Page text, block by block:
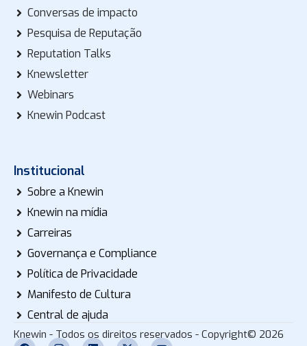
Conversas de impacto
Pesquisa de Reputação
Reputation Talks
Knewsletter
Webinars
Knewin Podcast
Institucional
Sobre a Knewin
Knewin na mídia
Carreiras
Governança e Compliance
Política de Privacidade
Manifesto de Cultura
Central de ajuda
Knewin - Todos os direitos reservados - Copyright© 2026